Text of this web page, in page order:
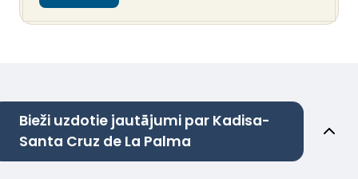
Bieži uzdotie jautājumi par Kadisa-
Santa Cruz de La Palma